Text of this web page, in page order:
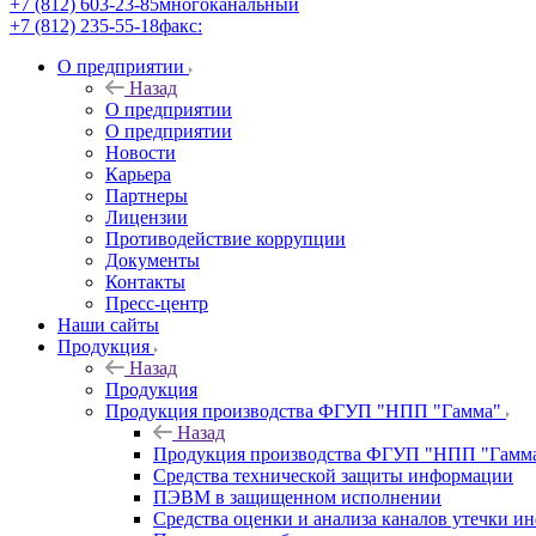
+7 (812) 603-23-85многоканальный
+7 (812) 235-55-18факс:
О предприятии
Назад
О предприятии
О предприятии
Новости
Карьера
Партнеры
Лицензии
Противодействие коррупции
Документы
Контакты
Пресс-центр
Наши сайты
Продукция
Назад
Продукция
Продукция производства ФГУП "НПП "Гамма"
Назад
Продукция производства ФГУП "НПП
Средства технической защиты информации
ПЭВМ в защищенном исполнении
Средства оценки и анализа каналов утечки